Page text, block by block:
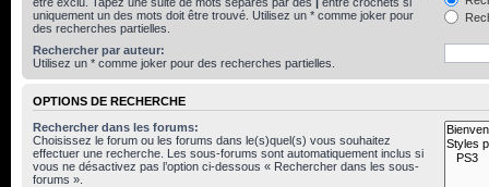
uniquement un des mots doit être trouvé. Utilisez un * comme joker pour
des recherches partielles.
Rechercher par auteur:
Utilisez un * comme joker pour des recherches partielles.
OPTIONS DE RECHERCHE
Rechercher dans les forums:
Choisissez le forum ou les forums dans le(s)quel(s) vous souhaitez
effectuer une recherche. Les sous-forums sont automatiquement inclus si
vous ne désactivez pas l’option ci-dessous « Rechercher dans les sous-
forums ».